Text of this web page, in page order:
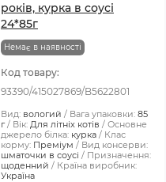
років, курка в соусі
24*85г
Немає в наявності
Код товару:
93390/415027869/B5622801
Вид: вологий Вага упаковки: 85
г
Вік: Для літніх котів
Основне
джерело білка: курка
Клас
корму: Преміум
Вид консерви:
шматочки в соусі
Призначення:
щоденний
Країна виробник:
Україна